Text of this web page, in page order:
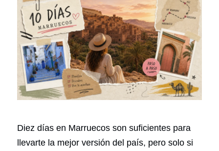
Diez días en Marruecos son suficientes para
llevarte la mejor versión del país, pero solo si